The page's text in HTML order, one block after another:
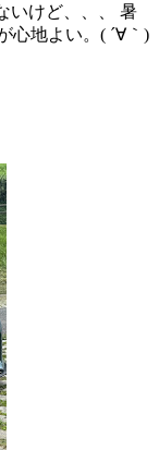
いけど、、、 暑
心地よい。( ´∀｀)